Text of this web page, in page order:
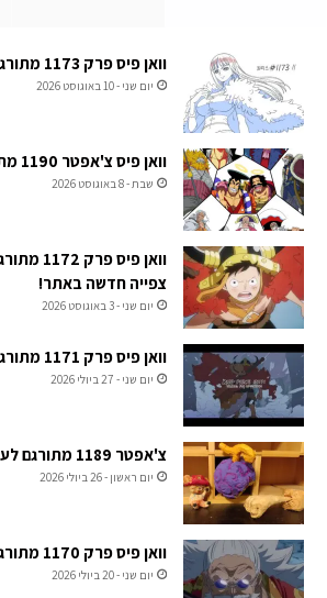
וואן פיס פרק 1173 מתורגם לעברית
יום שני - 10 באוגוסט 2026
וואן פיס צ'אפטר 1190 מתורגם לעברית!
שבת - 8 באוגוסט 2026
וואן
צפייה חדשה באתר!
יום שני - 3 באוגוסט 2026
וואן פיס פרק 1171 מתורגם לעברית
יום שני - 27 ביולי 2026
צ'אפטר 1189 מתורגם לעברית
יום ראשון - 26 ביולי 2026
וואן פיס פרק 1170 מתורגם לעברית
יום שני - 20 ביולי 2026